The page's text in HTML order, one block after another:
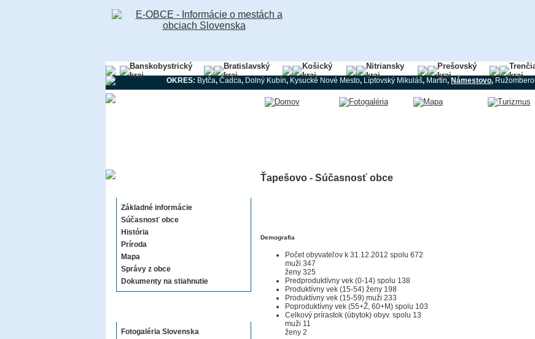
Banskobystrický
kraj
Bratislavský
kraj
Košický
kraj
Nitriansky
kraj
Prešovský
kraj
kraj
OKRES: Bytča, Čadca, Dolný Kubín, Kysucké Nové Mesto, Liptovský Mikuláš, Martin,Námestovo,
Základné informácie
Súčasnosť obce
História
Príroda
Mapa
Správy z obce
Dokumenty na stiahnutie
Fotogaléria Slovenska
Ťapešovo - Súčasnosť obce
Demografia
Počet obyvateľov k 31.12.2012 spolu 672
muži 347
ženy 325
Predproduktívny vek (0-14) spolu 138
Produktívny vek (15-54) ženy 198
Produktívny vek (15-59) muži 233
Poproduktívny vek (55+Ž, 60+M) spolu 103
Celkový prírastok (úbytok) obyv. spolu 13
muži 11
ženy 2